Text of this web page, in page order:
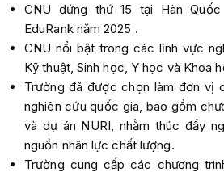
CNU đứng thứ 15 tại Hàn
EduRank năm 2025 .
CNU nổi bật trong các lĩnh vực
Kỹ thuật, Sinh học, Y học và Khoa
Trường đã được chọn làm đơn vị
nghiên cứu quốc gia, bao gồm
và dự án NURI, nhằm thúc đẩy
nguồn nhân lực chất lượng.
Trường cung cấp các chương